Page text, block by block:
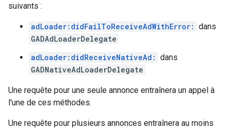
suivants :
adLoader:didFailToReceiveAdWithError: dans
GADAdLoaderDelegate
adLoader:didReceiveNativeAd: dans
GADNativeAdLoaderDelegate
Une requête pour une seule annonce entraînera un appel à
l'une de ces méthodes.
Une requête pour plusieurs annonces entraînera au moins